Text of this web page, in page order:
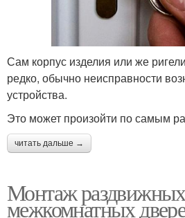
Сам корпус изделия или же
редко, обычно неисправности
устройства.
Это может произойти по самым
читать дальше →
Монтаж раздвижных
межкомнатных